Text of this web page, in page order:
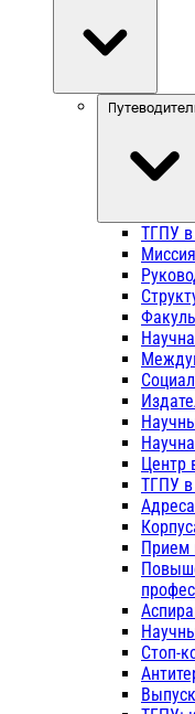
ТГПУ
Центр
ТГПУ в
Прием
Стоп-